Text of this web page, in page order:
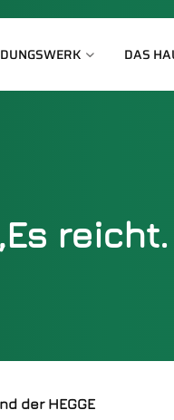
DAS
der HEGGE